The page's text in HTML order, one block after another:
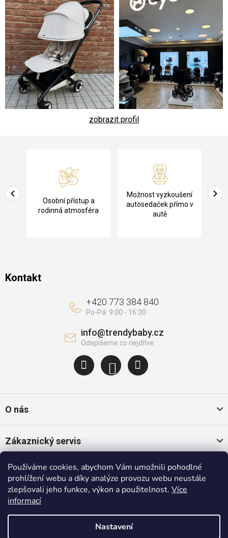
Používáme cookies, abychom Vám umožnili pohodlné
prohlížení webu a díky analýze provozu webu neustále
zlepšovali jeho funkce, výkon a použitelnost. Více
informací
Nastavení
zobrazit profil
a
Osobní přístup a
rodinná atmosféra
Možnost vyzkoušení
autosedaček přímo v
autě
Kontakt
info@trendybaby.cz
+420 773 384 840
O nás
Zákaznický servis
Oblíbené kategorie
Populární značky